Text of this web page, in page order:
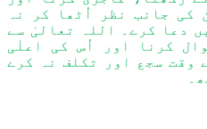
کی جانب نظر اُٹھا کر نہ
دعا کرے۔ اللہ تعالیٰ سے
کرنا اور اُس کی اعلٰی
وقت سجع اور تکلف نہ کرے